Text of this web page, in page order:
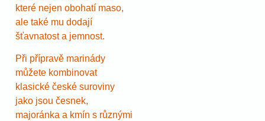
které nejen obohatí maso,
ale také mu dodají
šťavnatost a jemnost.
Při přípravě marinády
můžete kombinovat
klasické české suroviny
jako jsou česnek,
majoránka a kmín s různými